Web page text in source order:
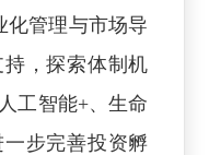
化管理与市场导
，探索体制机
工智能+、生命
步完善投资孵